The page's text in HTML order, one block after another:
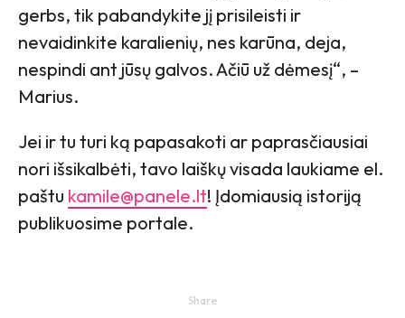
gerbs, tik pabandykite jį prisileisti ir
nevaidinkite karalienių, nes karūna, deja,
nespindi ant jūsų galvos. Ačiū už dėmesį“, –
Marius.
Jei ir tu turi ką papasakoti ar paprasčiausiai
nori išsikalbėti, tavo laiškų visada laukiame el.
paštu kamile@panele.lt! Įdomiausią istoriją
publikuosime portale.
Share